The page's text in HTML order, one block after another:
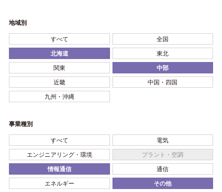
地域別
すべて 全国
北海道 東北
関東 中部
近畿 中国・四国
九州・沖縄
事業種別
すべて 電気
エンジニアリング・環境 プラント・空調
情報通信 通信
エネルギー その他